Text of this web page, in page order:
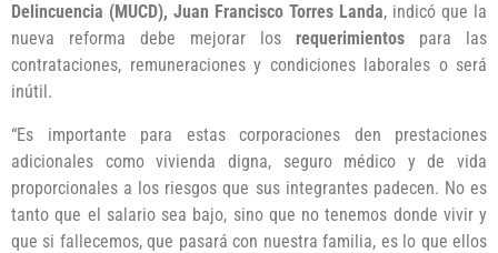
Delincuencia (MUCD), Juan Francisco Torres Landa, indicó que la
nueva reforma debe mejorar los requerimientos para las
contrataciones, remuneraciones y condiciones laborales o será
inútil.
“Es importante para estas corporaciones den prestaciones
adicionales como vivienda digna, seguro médico y de vida
proporcionales a los riesgos que sus integrantes padecen. No es
tanto que el salario sea bajo, sino que no tenemos donde vivir y
que si fallecemos, que pasará con nuestra familia, es lo que ellos